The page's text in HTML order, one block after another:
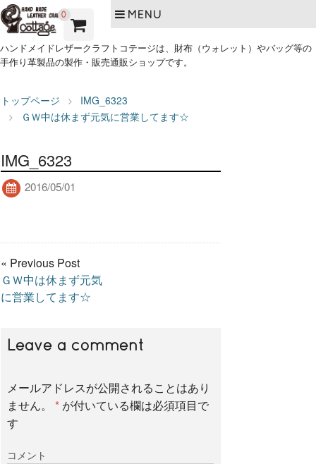
0 MENU
ハンドメイドレザークラフトコテージは、財布（ウォレット）やバッグ等の
手作り革製品の製作・販売通販ショップです。
トップページ
IMG_6323
ＧＷ中は休まず元気に営業してます☆
IMG_6323
2016/05/01
« Previous Post
ＧＷ中は休まず元気
に営業してます☆
Leave a comment
メールアドレスが公開されることはあり
ません。
* が付いている欄は必須項目で
す
コメント